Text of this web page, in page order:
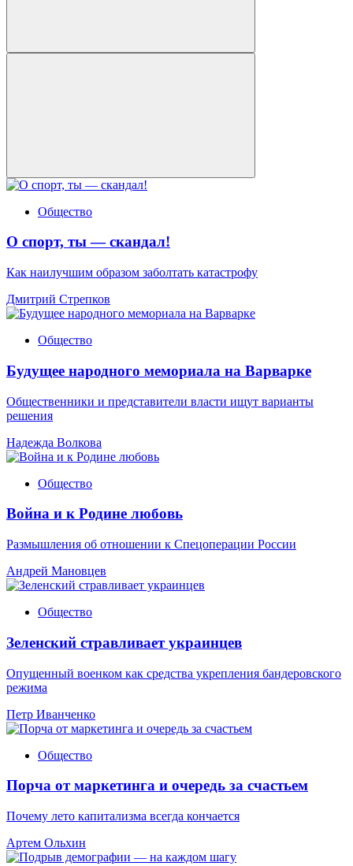
Общество
О спорт, ты — скандал!
Как наилучшим образом заболтать катастрофу
Дмитрий Стрепков
Общество
Будущее народного мемориала на Варварке
Общественники и представители власти ищут варианты
решения
Надежда Волкова
Общество
Война и к Родине любовь
Размышления об отношении к Спецоперации России
Андрей Мановцев
Общество
Зеленский стравливает украинцев
Опущенный военком как средства укрепления бандеровского
режима
Петр Иванченко
Общество
Порча от маркетинга и очередь за счастьем
Почему лето капитализма всегда кончается
Артем Ольхин